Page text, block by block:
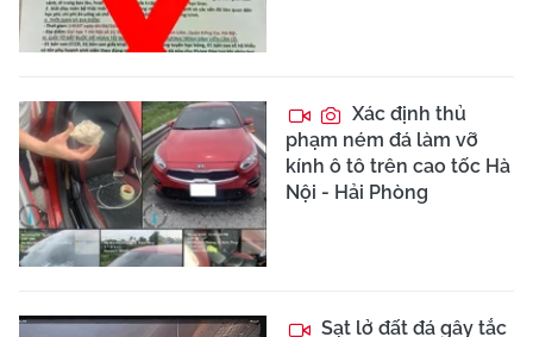
Xác định thủ
phạm ném đá làm vỡ
kính ô tô trên cao tốc Hà
Nội - Hải Phòng
Sạt lở đất đá gây tắc